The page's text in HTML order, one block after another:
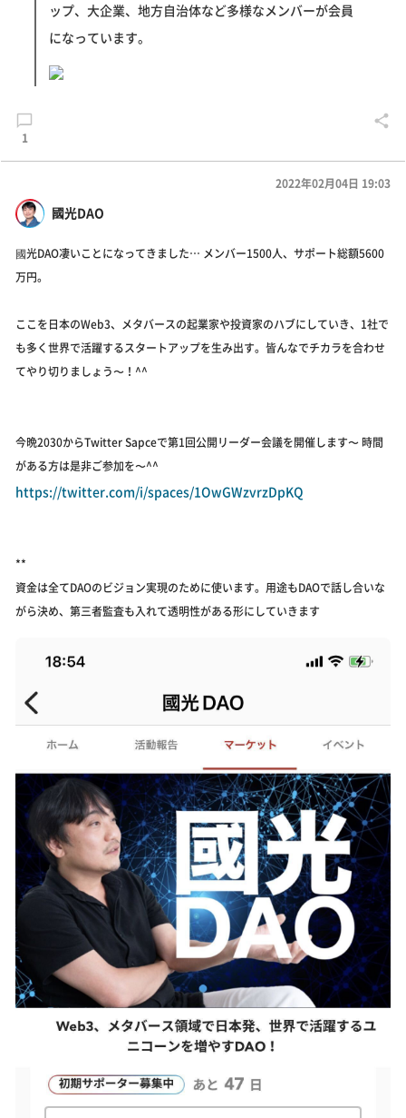
ップ、大企業、地方自治体など多様なメンバーが会員
になっています。
1
國光DAO
2022年02月04日 19:03
國光DAO凄いことになってきました… メンバー1500人、サポート総額5600
万円。
ここを日本のWeb3、メタバースの起業家や投資家のハブにしていき、1社で
も多く世界で活躍するスタートアップを生み出す。皆んなでチカラを合わせ
てやり切りましょう〜！^^
今晩2030からTwitter Sapceで第1回公開リーダー会議を開催します〜 時間
がある方は是非ご参加を〜^^
https://twitter.com/i/spaces/1OwGWzvrzDpKQ
**
資金は全てDAOのビジョン実現のために使います。用途もDAOで話し合いな
がら決め、第三者監査も入れて透明性がある形にしていきます